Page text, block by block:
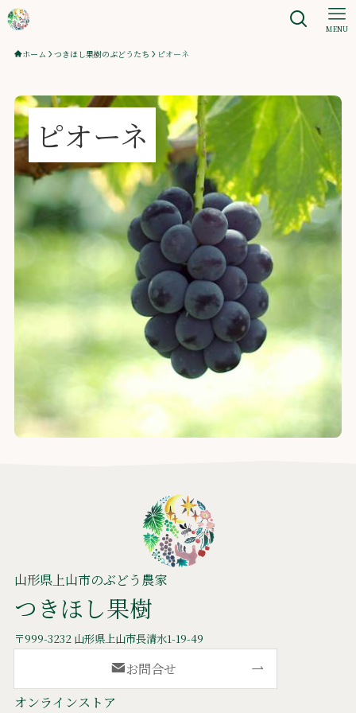
MENU
ホーム つきほし果樹のぶどうたち ピオーネ
ピオーネ
山形県上山市のぶどう農家
つきほし果樹
〒999-3232 山形県上山市長清水1-19-49
お問合せ
オンラインストア